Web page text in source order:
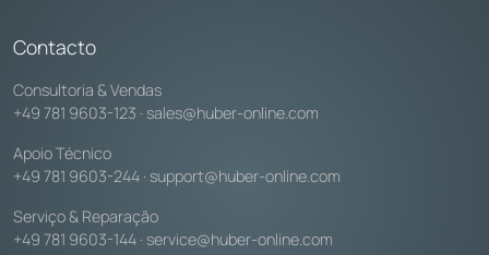
Contacto
Consultoria & Vendas
+49 781 9603-123 · sales@huber-online.com
Apoio Técnico
+49 781 9603-244 · support@huber-online.com
Serviço & Reparação
+49 781 9603-144 · service@huber-online.com